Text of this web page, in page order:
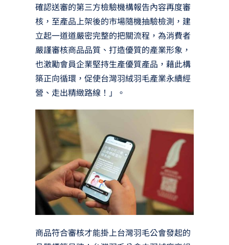
確認送審的第三方檢驗機構報告內容再度審
核，至產品上架後的市場隨機抽驗檢測，建
立起一道道嚴密完整的把關流程，為消費者
嚴謹審核商品品質、打造優質的產業形象，
也激勵會員企業堅持生產優質產品，藉此構
築正向循環，促使台灣羽絨羽毛產業永續經
營、走出精緻路線！」。
商品符合審核才能掛上台灣羽毛公會發起的